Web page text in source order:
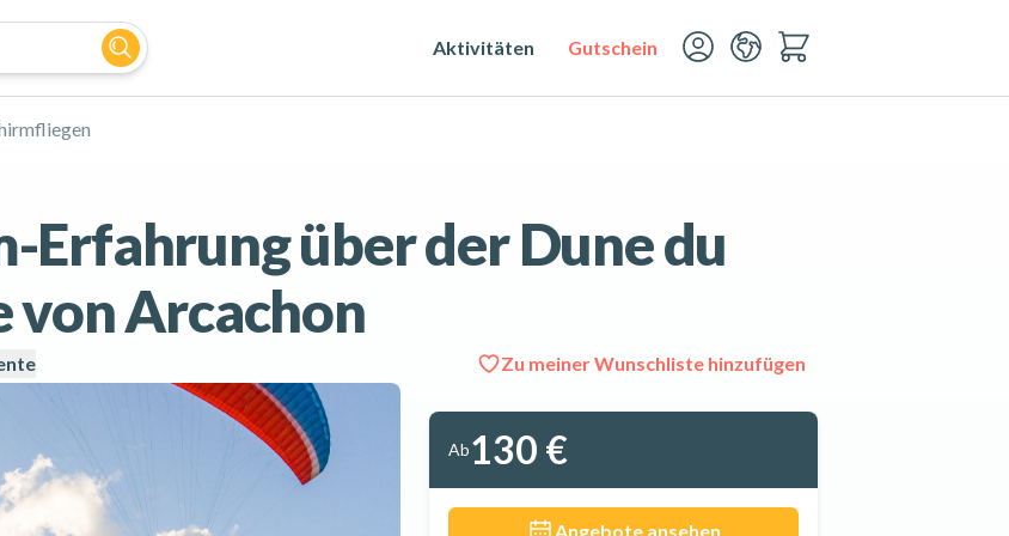
Aktivitäten Gutschein
Erfahrung über der Dune du
von Arcachon
Zu meiner Wunschliste hinzufügen
Alle 5 Fotos ansehen
Ab130 €
Angebote ansehen